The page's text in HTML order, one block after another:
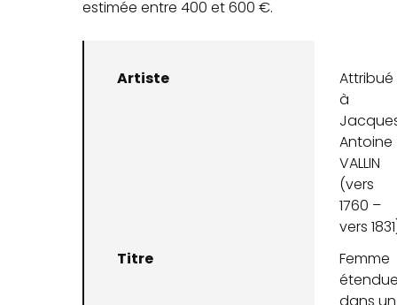
estimée entre 400 et 600 €.
Artiste
Attribué
à
Antoine
VALLIN
(vers
1760 –
vers
Titre
Femme
dans un